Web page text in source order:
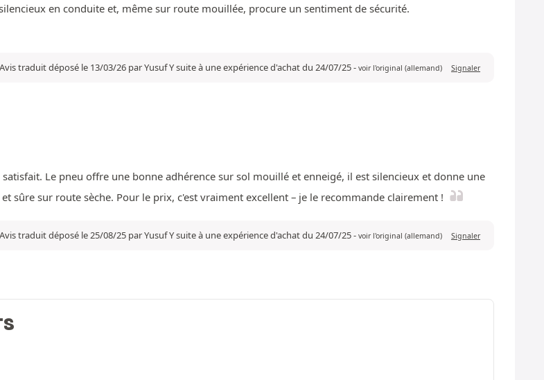
en conduite et, même sur route mouillée, procure un sentiment de sécurité.
Avis traduit déposé le 13/03/26 par Yusuf Y suite à une expérience d'achat du 24/07/25- voir l'original (allemand) Signaler
satisfait. Le pneu offre une bonne adhérence sur sol mouillé et enneigé, il est silencieux et donne une
sûre sur route sèche. Pour le prix, c'est vraiment excellent – je le recommande clairement !
Avis traduit déposé le 25/08/25 par Yusuf Y suite à une expérience d'achat du 24/07/25- voir l'original (allemand) Signaler